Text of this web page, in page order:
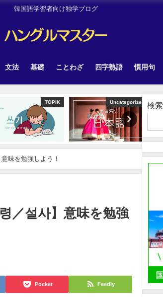
韓国語学習者向け独学ブログ
文法 基礎 ことわざ 四字熟語 慣用句
TOPIK Uncategorized
味を勉強しよう！
／설사】意味を勉強
Pocket Feedly
検索